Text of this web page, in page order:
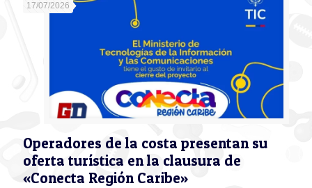
17/07/2026
Operadores de la costa presentan su
oferta turística en la clausura de
«Conecta Región Caribe»